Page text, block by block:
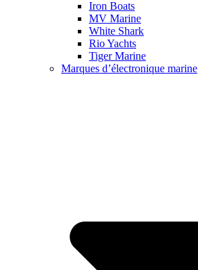
Iron Boats
MV Marine
White Shark
Rio Yachts
Tiger Marine
Marques d’électronique marine